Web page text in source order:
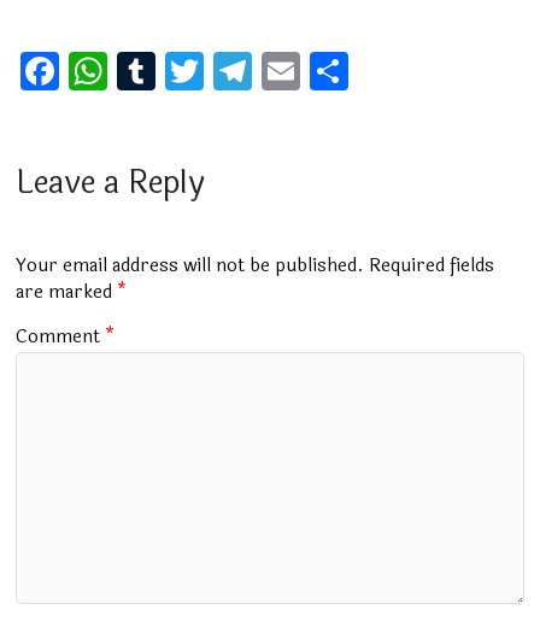
F
a
b
o
k
W
h
s
p
p
T
u
bl
T
wi
er
T
el
m
E
m
Leave a Reply
Your email address will not be published. Required fields
are marked *
Comment *